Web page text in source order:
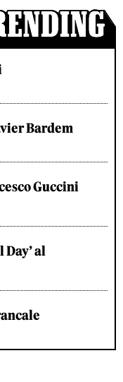
Bardem
Guccini
al